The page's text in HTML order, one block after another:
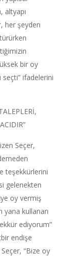
altyapı
her şeyden
bir oy
seçti” ifadelerini
Seçer,
teşekkürlerini
gelenekten
oy vermiş
yana kullanan
ediyorum”
endişe
“Bize oy